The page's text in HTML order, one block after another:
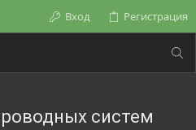
Вход Регистрация
систем